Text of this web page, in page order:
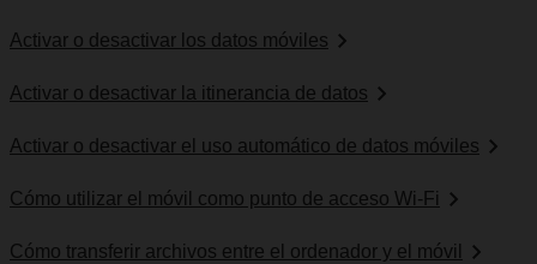
Activar o desactivar los datos móviles
Activar o desactivar la itinerancia de datos
Activar o desactivar el uso automático de datos móviles
Cómo utilizar el móvil como punto de acceso Wi-Fi
Cómo transferir archivos entre el ordenador y el móvil